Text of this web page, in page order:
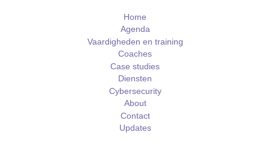
Home
Agenda
Vaardigheden en training
Coaches
Case studies
Diensten
Cybersecurity
About
Contact
Updates